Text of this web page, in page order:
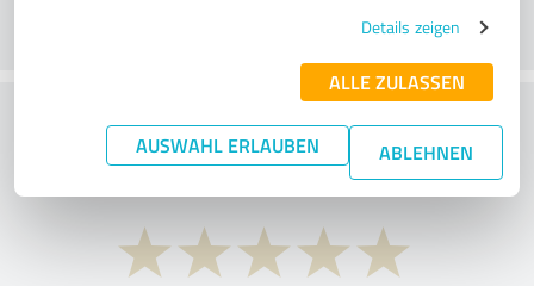
Details zeigen
ALLE ZULASSEN
AUSWAHL ERLAUBEN ABLEHNEN
What do you think of the price to
performance ratio?